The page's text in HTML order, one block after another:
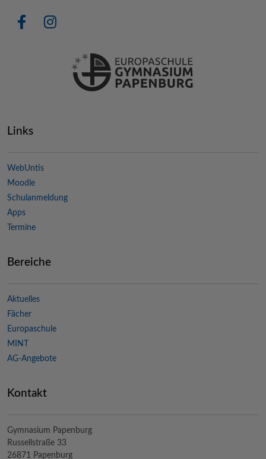
Links
WebUntis
Moodle
Schulanmeldung
Apps
Termine
Bereiche
Aktuelles
Fächer
Europaschule
MINT
AG-Angebote
Kontakt
Gymnasium Papenburg
Russellstraße 33
26871 Papenburg